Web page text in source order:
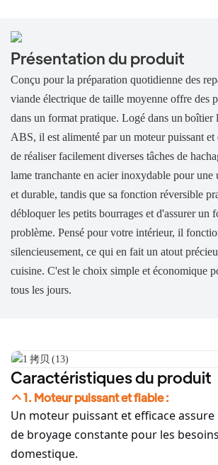
Présentation du produit
Conçu pour la préparation quotidienne des
viande électrique de taille moyenne offre des
dans un format pratique. Logé dans un boîtier
ABS, il est alimenté par un moteur puissant
de réaliser facilement diverses tâches de
lame tranchante en acier inoxydable pour
et durable, tandis que sa fonction réversible
débloquer les petits bourrages et d'assurer un
problème. Pensé pour votre intérieur, il
silencieusement, ce qui en fait un atout
cuisine. C'est le choix simple et économique
tous les jours.
Caractéristiques du produit
1. Moteur puissant et fiable :
Un moteur puissant et efficace assure
de broyage constante pour les
domestique.